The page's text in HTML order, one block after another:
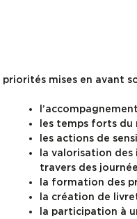
priorités mises en avant
les temps forts du
les actions de
la valorisation
travers des
la formation des
la création de
la participation à